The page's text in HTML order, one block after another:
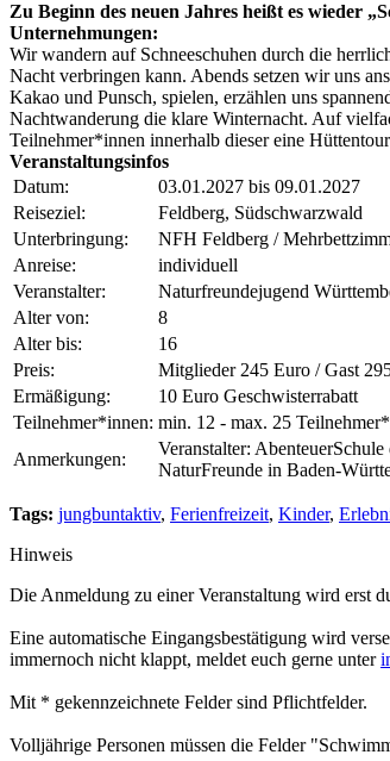
Zu Beginn des neuen Jahres heißt es wieder
Unternehmungen:
Wir wandern auf Schneeschuhen durch die
Nacht verbringen kann. Abends setzen wir uns
Kakao und Punsch, spielen, erzählen uns
Nachtwanderung die klare Winternacht. Auf
Teilnehmer*innen innerhalb dieser eine
Veranstaltungsinfos
Datum:
03.01.2027 bis 09.01.2027
Reiseziel:
Feldberg, Südschwarzwald
Unterbringung:
NFH Feldberg /
Anreise:
individuell
Veranstalter:
Naturfreundejugend
Alter von:
8
Alter bis:
16
Preis:
Mitglieder 245 Euro / Gast
Ermäßigung:
10 Euro Geschwisterrabatt
Teilnehmer*innen: min. 12 - max. 25
Anmerkungen:
Veranstalter: AbenteuerSchule
NaturFreunde in Baden-
Tags: jungbuntaktiv, Ferienfreizeit, Kinder,
Hinweis
Die Anmeldung zu einer Veranstaltung wird erst
Eine automatische Eingangsbestätigung wird
immernoch nicht klappt, meldet euch gerne unteri
Mit * gekennzeichnete Felder sind Pflichtfelder.
Volljährige Personen müssen die Felder